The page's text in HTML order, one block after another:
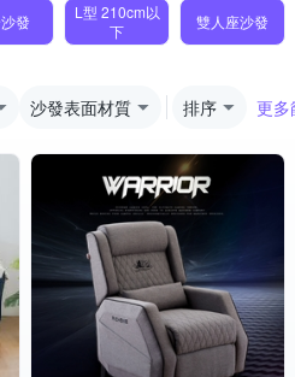
發
L型 210cm以
下
雙人座沙發
沙發表面材質 排序 更多